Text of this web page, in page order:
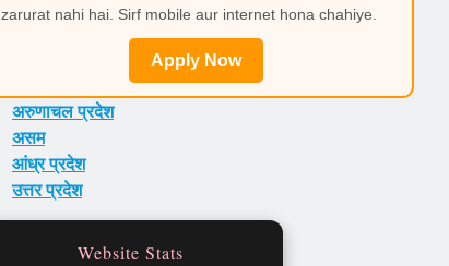
zarurat nahi hai. Sirf mobile aur internet hona chahiye.
Apply Now
अरुणाचल प्रदेश
असम
आंध्र प्रदेश
उत्तर प्रदेश
Website Stats